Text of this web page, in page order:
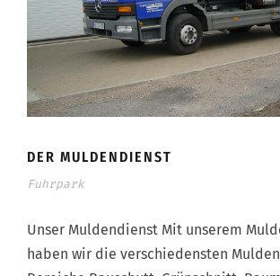
DER MULDENDIENST
Fuhrpark
Unser Muldendienst Mit unserem
haben wir die verschiedensten